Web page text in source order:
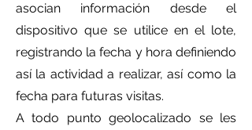
asocian información desde el
dispositivo que se utilice en el lote,
registrando la fecha y hora definiendo
así la actividad a realizar, así como la
fecha para futuras visitas.
A todo punto geolocalizado se les